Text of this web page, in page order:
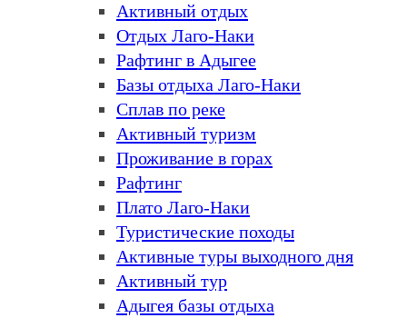
Активный отдых
Отдых Лаго-Наки
Рафтинг в Адыгее
Базы отдыха Лаго-Наки
Сплав по реке
Активный туризм
Проживание в горах
Рафтинг
Плато Лаго-Наки
Туристические походы
Активные туры выходного дня
Активный тур
Адыгея базы отдыха